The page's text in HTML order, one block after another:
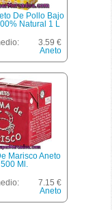
De Pollo Bajo
Natural 1 L
3.59 €
Aneto
Marisco Aneto
500 Ml.
7.15 €
Aneto